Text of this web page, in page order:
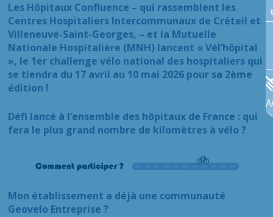
Les Hôpitaux Confluence – qui rassemblent les
Centres Hospitaliers Intercommunaux de Créteil et
Villeneuve-Saint-Georges, – et la Mutuelle
Nationale Hospitalière (MNH) lancent « Vél’hôpital
», le 1er challenge vélo national des hospitaliers qui
se tiendra du 17 avril au 10 mai 2026 pour sa 2ème
édition !
Défi lancé à l’ensemble des hôpitaux de France : qui
fera le plus grand nombre de kilomètres à vélo ?
Mon établissement a déjà une communauté
Geovelo Entreprise ?